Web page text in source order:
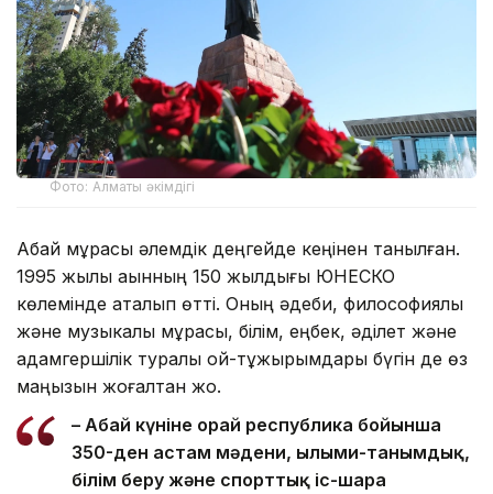
Фото: Алматы әкімдігі
Абай мұрасы әлемдік деңгейде кеңінен танылған.
1995 жылы ақынның 150 жылдығы ЮНЕСКО
көлемінде аталып өтті. Оның әдеби, философиялық
және музыкалық мұрасы, білім, еңбек, әділет және
адамгершілік туралы ой-тұжырымдары бүгін де өз
маңызын жоғалтқан жоқ.
– Абай күніне орай республика бойынша
350-ден астам мәдени, ғылыми-танымдық,
білім беру және спорттық іс-шара